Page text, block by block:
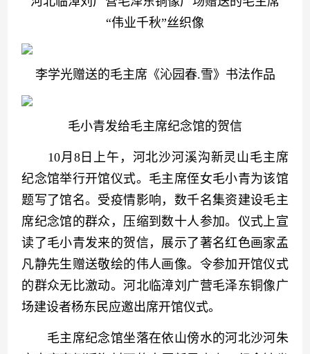
“伟业千秋”丝织像
李学光赠送的毛主席《沁园春.雪》书法作品
毛小青发给毛主席纪念馆的贺信
10月8日上午，河北沙河溪沟新灵山毛主席
纪念馆举行开馆仪式。毛主席侄女毛小青为该馆
题写了馆名。受疫情影响，数千名集资建设毛主
席纪念馆的群众，压缩到数十人参加。仪式上宣
读了毛小青发来的贺信，展示了著名红色画家孟
凡静先生赠送敬绘的伟人画像。令参加开馆仪式
的群众无比激动。河北临漳刘广营毛泽东铜像广
场建设者杨东民应邀出席开馆仪式。
毛主席纪念馆坐落在依山傍水的河北沙河朱